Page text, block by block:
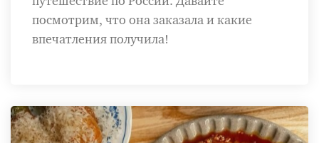
посмотрим, что она заказала и какие
впечатления получила!